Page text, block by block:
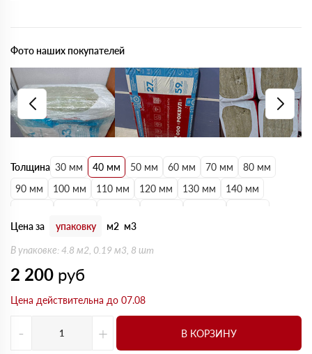
Толщина 30 мм 40 мм 50 мм 60 мм 70 мм
80 мм
90 мм
100 мм 110 мм 120 мм 130 мм
140 мм
Цена за
упаковку м2 м3
В упаковке: 4.8 м2, 0.19 м3, 8 шт
2 200 руб
Цена действительна до 07.08
- + В КОРЗИНУ
Фото наших покупателей